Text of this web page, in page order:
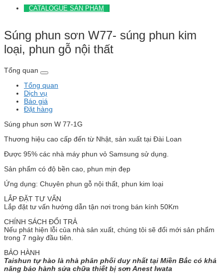
CATALOGUE SẢN PHẨM
Súng phun sơn W77- súng phun kim
loại, phun gỗ nội thất
Tổng quan
Tổng quan
Dịch vụ
Báo giá
Đặt hàng
Súng phun sơn W 77-1G
Thương hiệu cao cấp đến từ Nhật, sản xuất tại Đài Loan
Được 95% các nhà máy phun vỏ Samsung sử dụng.
Sản phẩm có độ bền cao, phun mịn đẹp
Ứng dụng: Chuyên phun gỗ nội thất, phun kim loại
LẮP ĐẶT TƯ VẤN
Lắp đặt tư vấn hướng dẫn tận nơi trong bán kính 50Km
CHÍNH SÁCH ĐỔI TRẢ
Nếu phát hiện lỗi của nhà sản xuất, chúng tôi sẽ đổi mới sản phẩm
trong 7 ngày đầu tiên.
BẢO HÀNH
Taishun tự hào là nhà phân phối duy nhất tại Miền Bắc có khả
năng bảo hành sửa chữa thiết bị sơn Anest Iwata